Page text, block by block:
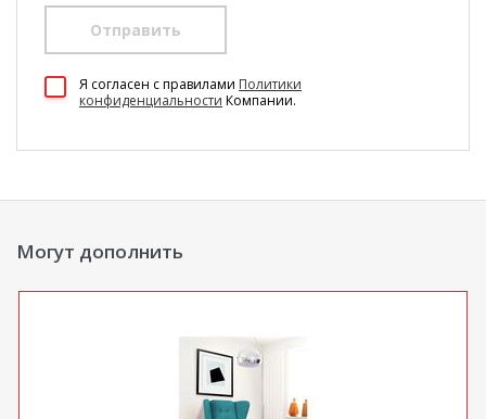
Отправить
Я согласен c правилами Политики
конфиденциальности Компании.
Могут дополнить